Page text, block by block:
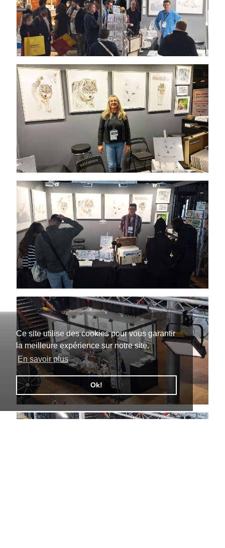
Ce site utilise des cookies pour vous garantir
la meilleure expérience sur notre site.
En savoir plus
Ok!